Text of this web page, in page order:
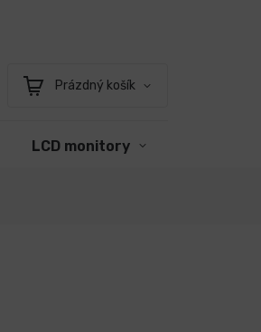
Nákupní
Prázdný košík
LCD monitory